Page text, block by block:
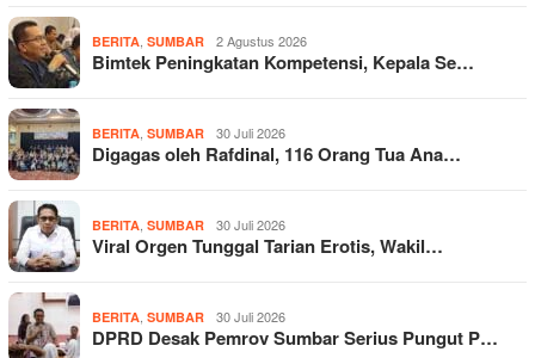
BERITA SUMBAR 2 Agustus 2026
Bimtek Peningkatan Kompetensi, Kepala Se…
BERITA SUMBAR 30 Juli 2026
Digagas oleh Rafdinal, 116 Orang Tua Ana…
BERITA SUMBAR 30 Juli 2026
Viral Orgen Tunggal Tarian Erotis, Wakil…
BERITA SUMBAR 30 Juli 2026
DPRD Desak Pemrov Sumbar Serius Pungut P…